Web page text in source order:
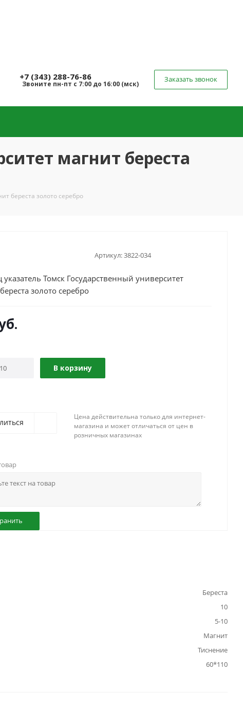
+7 (343) 288-76-86
Звоните пн-пт с 7:00 до 16:00 (мск)
Заказать звонок
магнит береста
береста золото серебро
Артикул:3822-034
указатель Томск Государственный университет
золото серебро
В корзину
Цена действительна только для интернет-
магазина и может отличаться от цен в
розничных магазинах
Береста
10
5-10
Магнит
Тиснение
60*110